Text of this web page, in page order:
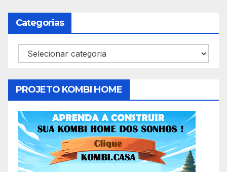
Categorias
Categorias
PROJETO KOMBI HOME